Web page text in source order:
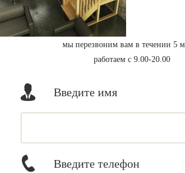
мы перезвоним вам в течении 5
работаем с 9.00-20.00
Введите имя
Введите телефон